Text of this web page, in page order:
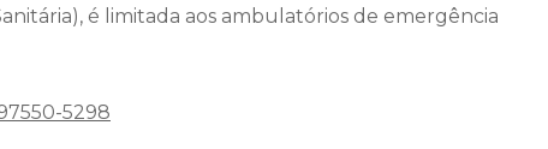
é limitada aos ambulatórios de emergência
97550-5298